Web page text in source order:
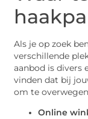
Als je op zoek
verschillende
aanbod is divers
vinden dat bij
om te
Online